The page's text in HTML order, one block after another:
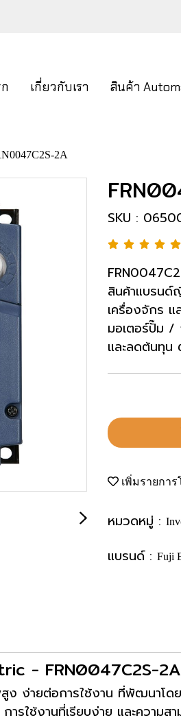
เกี่ยวกับเรา สินค้า
2A
SKU :
สินค้าแบรนด์
เครื่องจักร
มอเตอร์ปั๊ม /
และลดต้นทุน
เพิ่มรายการ
หมวดหมู่ :
แบรนด์ : Fuji
- FRN0047C2S-2A
สูง ง่ายต่อการใช้งาน ที่พัฒนา
ใช้งานที่เรียบง่าย และความสา